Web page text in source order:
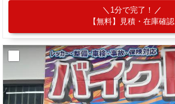
1分で完了！
【無料】見積・在庫確認